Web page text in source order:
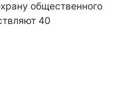
общественного
40